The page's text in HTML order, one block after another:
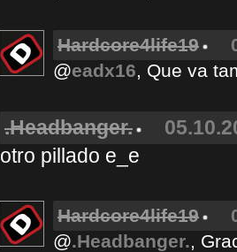
Hardcore4life19
@eadx16, Que va
.Headbanger.
otro pillado e_e
Hardcore4life19
@.Headbanger.,